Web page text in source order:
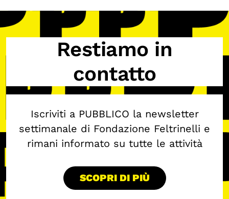
Restiamo in
contatto
Iscriviti a PUBBLICO la newsletter
settimanale di Fondazione Feltrinelli e
rimani informato su tutte le attività
SCOPRI DI PIÙ